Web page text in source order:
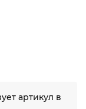
артикул в